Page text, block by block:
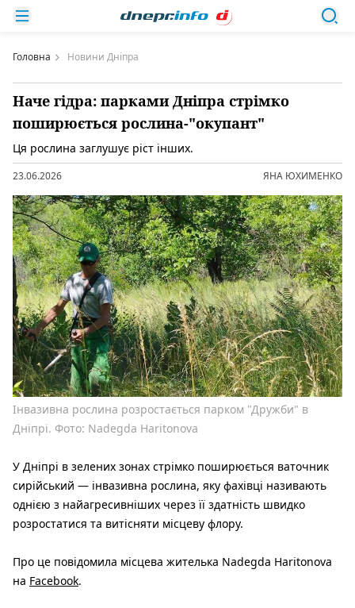
Головна Новини Дніпра
Наче гідра: парками Дніпра стрімко
поширюється рослина-"окупант"
Ця рослина заглушує ріст інших.
23.06.2026 ЯНА ЮХИМЕНКО
Інвазивна рослина розростається парком "Дружби" в
Дніпрі. Фото: Nadegda Haritonova
У Дніпрі в зелених зонах стрімко поширюється ваточник
сирійський — інвазивна рослина, яку фахівці називають
однією з найагресивніших через її здатність швидко
розростатися та витісняти місцеву флору.
Про це повідомила місцева жителька Nadegda Haritonova
на Facebook.